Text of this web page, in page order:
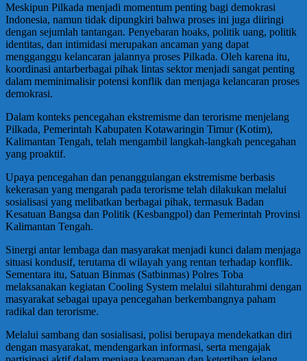
Meskipun Pilkada menjadi momentum penting bagi demokrasi
Indonesia, namun tidak dipungkiri bahwa proses ini juga diiringi
dengan sejumlah tantangan. Penyebaran hoaks, politik uang, politik
identitas, dan intimidasi merupakan ancaman yang dapat
mengganggu kelancaran jalannya proses Pilkada. Oleh karena itu,
koordinasi antarberbagai pihak lintas sektor menjadi sangat penting
dalam meminimalisir potensi konflik dan menjaga kelancaran proses
demokrasi.
Dalam konteks pencegahan ekstremisme dan terorisme menjelang
Pilkada, Pemerintah Kabupaten Kotawaringin Timur (Kotim),
Kalimantan Tengah, telah mengambil langkah-langkah pencegahan
yang proaktif.
Upaya pencegahan dan penanggulangan ekstremisme berbasis
kekerasan yang mengarah pada terorisme telah dilakukan melalui
sosialisasi yang melibatkan berbagai pihak, termasuk Badan
Kesatuan Bangsa dan Politik (Kesbangpol) dan Pemerintah Provinsi
Kalimantan Tengah.
Sinergi antar lembaga dan masyarakat menjadi kunci dalam menjaga
situasi kondusif, terutama di wilayah yang rentan terhadap konflik.
Sementara itu, Satuan Binmas (Satbinmas) Polres Toba
melaksanakan kegiatan Cooling System melalui silahturahmi dengan
masyarakat sebagai upaya pencegahan berkembangnya paham
radikal dan terorisme.
Melalui sambang dan sosialisasi, polisi berupaya mendekatkan diri
dengan masyarakat, mendengarkan informasi, serta mengajak